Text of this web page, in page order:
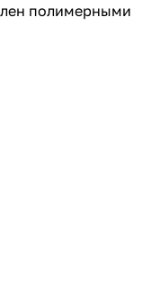
полимерными